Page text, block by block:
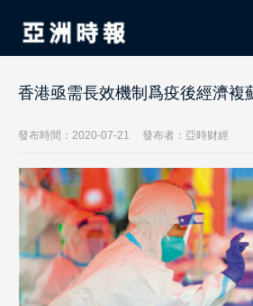
香港亟需長效機制爲疫後經濟複
發布時間：2020-07-21 發布者：亞時财經